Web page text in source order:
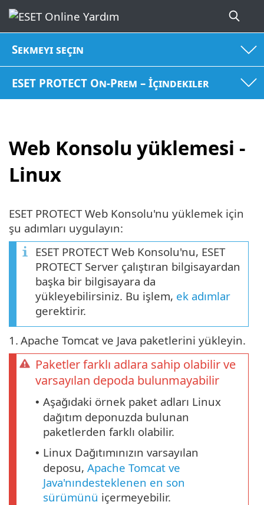
Sekmeyi seçin
ESET PROTECT On-Prem – İçindekiler
Web Konsolu yüklemesi -
Linux
ESET PROTECT Web Konsolu'nu yüklemek için
şu adımları uygulayın:
ESET PROTECT Web Konsolu'nu, ESET
PROTECT Server çalıştıran bilgisayardan
başka bir bilgisayara da
yükleyebilirsiniz. Bu işlem, ek adımlar
gerektirir.
1. Apache Tomcat ve Java paketlerini yükleyin.
Paketler farklı adlara sahip olabilir ve
varsayılan depoda bulunmayabilir
• Aşağıdaki örnek paket adları Linux
dağıtım deponuzda bulunan
paketlerden farklı olabilir.
• Linux Dağıtımınızın varsayılan
deposu, Apache Tomcat ve
Java'nındesteklenen en son
sürümünü içermeyebilir.